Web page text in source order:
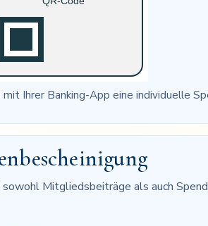
Ihrer Banking-App eine individuelle
Mitgliedsbeiträge als auch